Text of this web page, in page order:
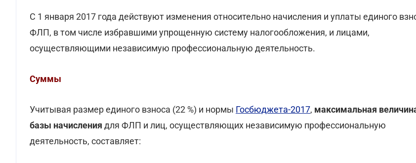
С 1 января 2017 года действуют изменения относительно начисления и уплаты единого
ФЛП, в том числе избравшими упрощенную систему налогообложения, и лицами,
осуществляющими независимую профессиональную деятельность.
Суммы
Учитывая размер единого взноса (22 %) и нормы Госбюджета-2017, максимальная
базы начисления для ФЛП и лиц, осуществляющих независимую профессиональную
деятельность, составляет: